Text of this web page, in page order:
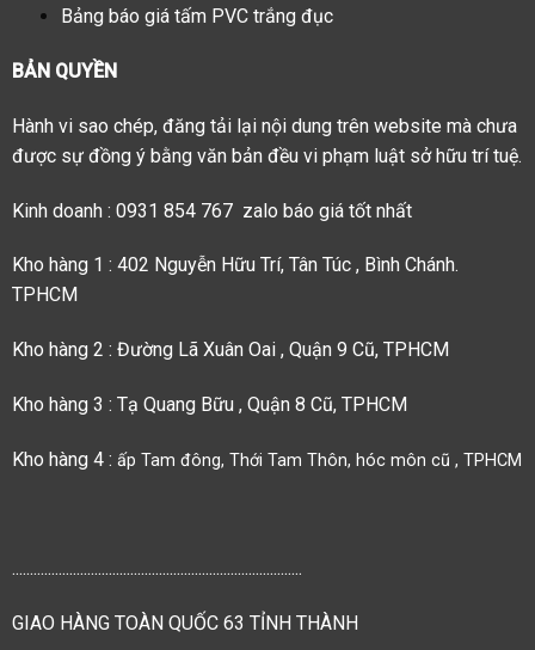
Bảng báo giá tấm PVC trắng đục
BẢN QUYỀN
Hành vi sao chép, đăng tải lại nội dung trên website mà chưa
được sự đồng ý bằng văn bản đều vi phạm luật sở hữu trí tuệ.
Kinh doanh : 0931 854 767 zalo báo giá tốt nhất
Kho hàng 1 : 402 Nguyễn Hữu Trí, Tân Túc , Bình Chánh.
TPHCM
Kho hàng 2 : Đường Lã Xuân Oai , Quận 9 Cũ, TPHCM
Kho hàng 3 : Tạ Quang Bữu , Quận 8 Cũ, TPHCM
Kho hàng 4 : ấp Tam đông, Thới Tam Thôn, hóc môn cũ , TPHCM
.................................................................................
GIAO HÀNG TOÀN QUỐC 63 TỈNH THÀNH